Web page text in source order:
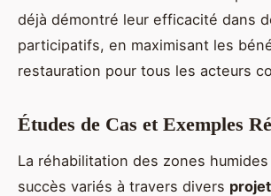
déjà démontré leur efficacité dans
participatifs, en maximisant les
restauration pour tous les acteurs
Études de Cas et Exemples
La réhabilitation des zones
succès variés à travers divers